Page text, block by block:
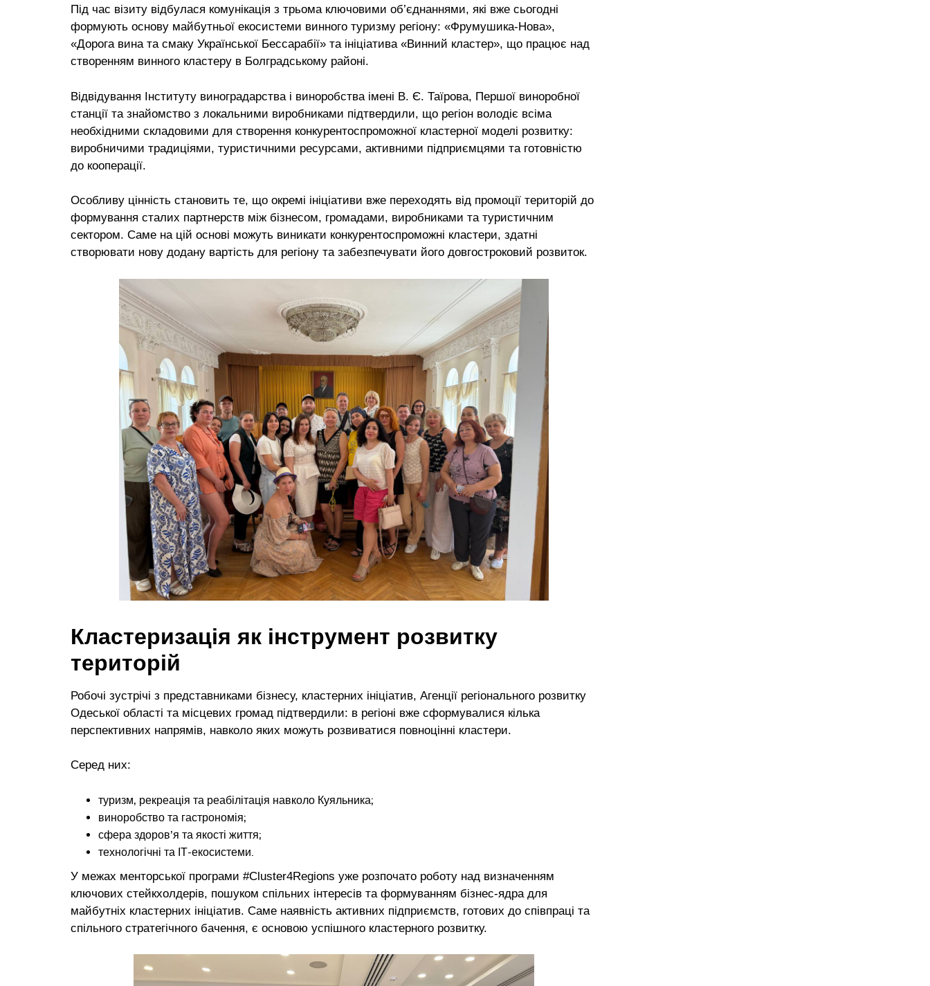
Під час візиту відбулася комунікація з трьома ключовими об’єднаннями, які вже сьогодні
формують основу майбутньої екосистеми винного туризму регіону: «Фрумушика-Нова»,
«Дорога вина та смаку Української Бессарабії» та ініціатива «Винний кластер», що працює над
створенням винного кластеру в Болградському районі.
Відвідування Інституту виноградарства і виноробства імені В. Є. Таїрова, Першої виноробної
станції та знайомство з локальними виробниками підтвердили, що регіон володіє всіма
необхідними складовими для створення конкурентоспроможної кластерної моделі розвитку:
виробничими традиціями, туристичними ресурсами, активними підприємцями та готовністю
до кооперації.
Особливу цінність становить те, що окремі ініціативи вже переходять від промоції територій до
формування сталих партнерств між бізнесом, громадами, виробниками та туристичним
сектором. Саме на цій основі можуть виникати конкурентоспроможні кластери, здатні
створювати нову додану вартість для регіону та забезпечувати його довгостроковий розвиток.
Кластеризація як інструмент розвитку
територій
Робочі зустрічі з представниками бізнесу, кластерних ініціатив, Агенції регіонального розвитку
Одеської області та місцевих громад підтвердили: в регіоні вже сформувалися кілька
перспективних напрямів, навколо яких можуть розвиватися повноцінні кластери.
Серед них:
туризм, рекреація та реабілітація навколо Куяльника;
виноробство та гастрономія;
сфера здоров’я та якості життя;
технологічні та ІТ-екосистеми.
У межах менторської програми #Cluster4Regions уже розпочато роботу над визначенням
ключових стейкхолдерів, пошуком спільних інтересів та формуванням бізнес-ядра для
майбутніх кластерних ініціатив. Саме наявність активних підприємств, готових до співпраці та
спільного стратегічного бачення, є основою успішного кластерного розвитку.